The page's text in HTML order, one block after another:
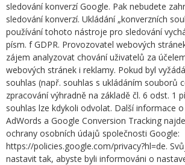
sledování konverzí Google. Pak nebudete
sledování konverzí. Ukládání „konverzních
používání tohoto nástroje pro sledování
písm. f GDPR. Provozovatel webových
zájem analyzovat chování uživatelů za
webových stránek i reklamy. Pokud byl
souhlas (např. souhlas s ukládáním souborů
zpracování výhradně na základě čl. 6 odst. 1
souhlas lze kdykoli odvolat. Další informace
AdWords a Google Conversion Tracking
ochrany osobních údajů společnosti Google:
https://policies.google.com/privacy?hl=de.
nastavit tak, abyste byli informováni o